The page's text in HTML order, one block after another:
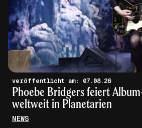
veröffentlicht am: 07.08.26
Phoebe Bridgers feiert
weltweit in Planetarien
NEWS